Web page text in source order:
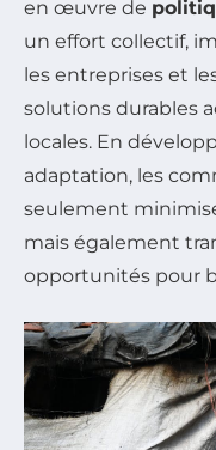
en œuvre de
un effort collectif,
les entreprises et
solutions durables
locales. En
adaptation, les
seulement
mais également
opportunités pour